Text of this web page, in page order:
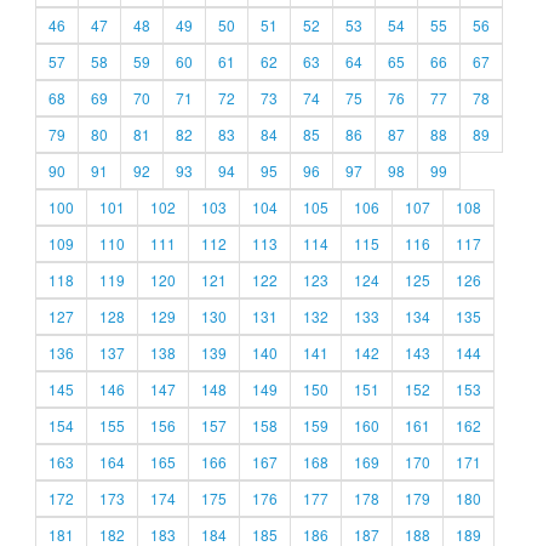
46
47 48 49 50 51 52 53 54 55
56
57
58 59 60 61 62 63 64 65 66
67
68
69 70 71 72 73 74 75 76 77
78
79
80 81 82 83 84 85 86 87 88
89
90
91 92 93 94 95 96 97 98
99
100
101 102 103 104 105 106 107
108
109
110 111 112 113 114 115 116
117
118
119 120 121 122 123 124 125
126
127
128 129 130 131 132 133 134
135
136
137 138 139 140 141 142 143
144
145
146 147 148 149 150 151 152
153
154
155 156 157 158 159 160 161
162
163
164 165 166 167 168 169 170
171
172
173 174 175 176 177 178 179
180
181
182 183 184 185 186 187 188
189